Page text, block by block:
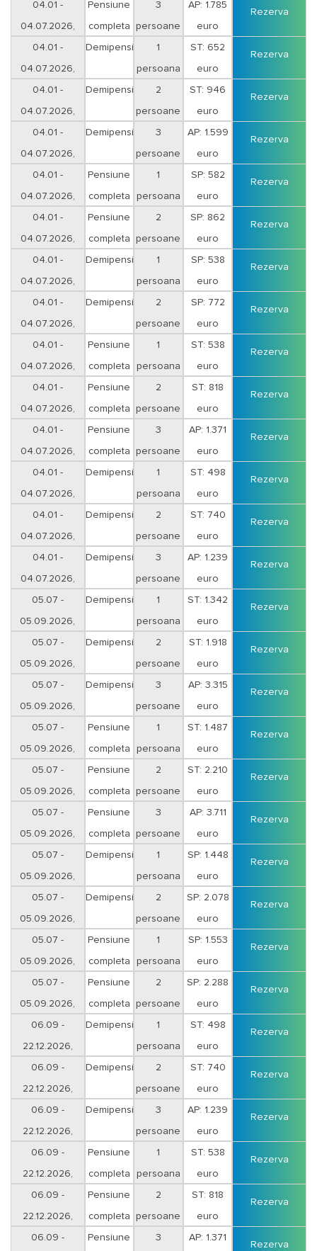
sejur 7 nopti
04.01 -
04.07.2026,
sejur 7 nopti
Pensiune
completa
3
persoane
AP: 1.785
euro
Rezerva
04.01 -
04.07.2026,
sejur 7 nopti
Demipensiune 1
persoana
ST: 652
euro
Rezerva
04.01 -
04.07.2026,
sejur 7 nopti
Demipensiune 2
persoane
ST: 946
euro
Rezerva
04.01 -
04.07.2026,
sejur 7 nopti
Demipensiune 3
persoane
AP: 1.599
euro
Rezerva
04.01 -
04.07.2026,
sejur 5 nopti
Pensiune
completa
1
persoana
SP: 582
euro
Rezerva
04.01 -
04.07.2026,
sejur 5 nopti
Pensiune
completa
2
persoane
SP: 862
euro
Rezerva
04.01 -
04.07.2026,
sejur 5 nopti
Demipensiune 1
persoana
SP: 538
euro
Rezerva
04.01 -
04.07.2026,
sejur 5 nopti
Demipensiune 2
persoane
SP: 772
euro
Rezerva
04.01 -
04.07.2026,
sejur 5 nopti
Pensiune
completa
1
persoana
ST: 538
euro
Rezerva
04.01 -
04.07.2026,
sejur 5 nopti
Pensiune
completa
2
persoane
ST: 818
euro
Rezerva
04.01 -
04.07.2026,
sejur 5 nopti
Pensiune
completa
3
persoane
AP: 1.371
euro
Rezerva
04.01 -
04.07.2026,
sejur 5 nopti
Demipensiune 1
persoana
ST: 498
euro
Rezerva
04.01 -
04.07.2026,
sejur 5 nopti
Demipensiune 2
persoane
ST: 740
euro
Rezerva
04.01 -
04.07.2026,
sejur 5 nopti
Demipensiune 3
persoane
AP: 1.239
euro
Rezerva
05.07 -
05.09.2026,
sejur 12 nopti
Demipensiune 1
persoana
ST: 1.342
euro
Rezerva
05.07 -
05.09.2026,
sejur 12 nopti
Demipensiune 2
persoane
ST: 1.918
euro
Rezerva
05.07 -
05.09.2026,
sejur 12 nopti
Demipensiune 3
persoane
AP: 3.315
euro
Rezerva
05.07 -
05.09.2026,
sejur 12 nopti
Pensiune
completa
1
persoana
ST: 1.487
euro
Rezerva
05.07 -
05.09.2026,
sejur 12 nopti
Pensiune
completa
2
persoane
ST: 2.210
euro
Rezerva
05.07 -
05.09.2026,
sejur 12 nopti
Pensiune
completa
3
persoane
AP: 3.711
euro
Rezerva
05.07 -
05.09.2026,
sejur 12 nopti
Demipensiune 1
persoana
SP: 1.448
euro
Rezerva
05.07 -
05.09.2026,
sejur 12 nopti
Demipensiune 2
persoane
SP: 2.078
euro
Rezerva
05.07 -
05.09.2026,
sejur 12 nopti
Pensiune
completa
1
persoana
SP: 1.553
euro
Rezerva
05.07 -
05.09.2026,
sejur 12 nopti
Pensiune
completa
2
persoane
SP: 2.288
euro
Rezerva
06.09 -
22.12.2026,
sejur 5 nopti
Demipensiune 1
persoana
ST: 498
euro
Rezerva
06.09 -
22.12.2026,
sejur 5 nopti
Demipensiune 2
persoane
ST: 740
euro
Rezerva
06.09 -
22.12.2026,
sejur 5 nopti
Demipensiune 3
persoane
AP: 1.239
euro
Rezerva
06.09 -
22.12.2026,
sejur 5 nopti
Pensiune
completa
1
persoana
ST: 538
euro
Rezerva
06.09 -
22.12.2026,
sejur 5 nopti
Pensiune
completa
2
persoane
ST: 818
euro
Rezerva
06.09 - Pensiune 3 AP: 1.371
Rezerva